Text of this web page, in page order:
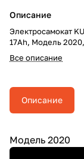
Описание
Электросамокат
17Ah, Модель
Все описание
Описание
Модель 2020